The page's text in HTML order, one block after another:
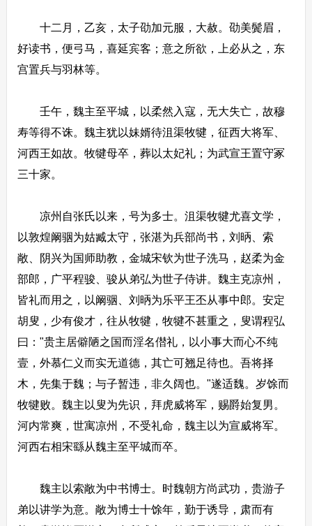
十二月，乙亥，太子劭加元服，大赦。劭美鬓眉，
好读书，便弓马，喜延宾客；意之所欲，上必从之，东
宫置兵与羽林等。
壬午，魏主至平城，以柔然入寇，无大失亡，故穆
寿等得不诛。魏主犹以妹婿待沮渠牧犍，征西大将军、
河西王如故。牧犍母卒，葬以太妃礼；为武宣王置守冢
三十家。
凉州自张氏以来，号为多士。沮渠牧犍尤喜文学，
以敦煌阚骃为姑臧太守，张湛为兵部尚书，刘昞、索
敞、阴兴为国师助教，金城宋钦为世子洗马，赵柔为金
部郎，广平程骏、骏从弟弘为世子侍讲。魏主克凉州，
皆礼而用之，以阚骃、刘昞为乐平王丕从事中郎。安定
胡叟，少有俊才，往从牧犍，牧犍不甚重之，叟谓程弘
曰："贵主居僻陋之国而淫名僣礼，以小事大而心不纯
壹，外慕仁义而实无道德，其亡可翘足待也。吾将择
木，先集于魏；与子暂违，非久阔也。"遂适魏。岁馀而
牧犍败。魏主以叟为先识，拜虎威将军，赐爵始复男。
河内常爽，世寓凉州，不受礼命，魏主以为宣威将军。
河西右相宋繇从魏主至平城而卒。
魏主以索敞为中书博士。时魏朝方尚武功，贵游子
弟以讲学为意。敞为博士十馀年，勤于诱导，肃而有